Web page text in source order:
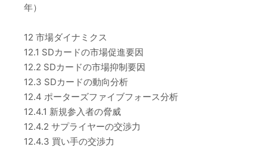
年）
12 市場ダイナミクス
12.1 SDカードの市場促進要因
12.2 SDカードの市場抑制要因
12.3 SDカードの動向分析
12.4 ポーターズファイブフォース分析
12.4.1 新規参入者の脅威
12.4.2 サプライヤーの交渉力
12.4.3 買い手の交渉力